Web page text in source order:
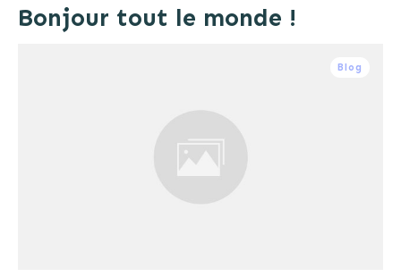
Bonjour tout le monde !
Blog